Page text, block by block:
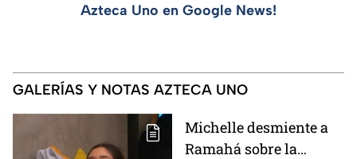
Azteca Uno en Google News!
GALERÍAS Y NOTAS AZTECA UNO
Michelle desmiente a
Ramahá sobre la